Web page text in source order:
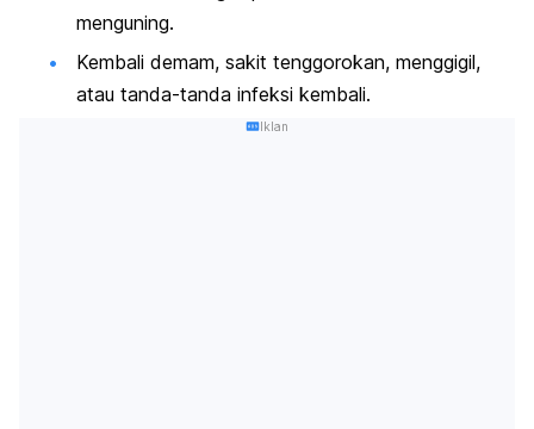
menguning.
Kembali demam, sakit tenggorokan, menggigil,
atau tanda-tanda infeksi kembali.
Iklan